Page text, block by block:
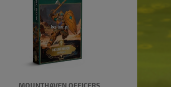
MOUNTHAVEN OFFICERS